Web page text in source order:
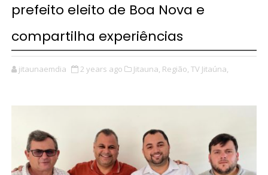
prefeito eleito de Boa Nova e
compartilha experiências
jitaunaemdia 2 years ago Jitauna, Região, TV Jitaúna,